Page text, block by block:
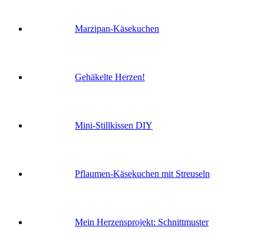
Marzipan-Käsekuchen
Gehäkelte Herzen!
Mini-Stillkissen DIY
Pflaumen-Käsekuchen mit Streuseln
Mein Herzensprojekt: Schnittmuster